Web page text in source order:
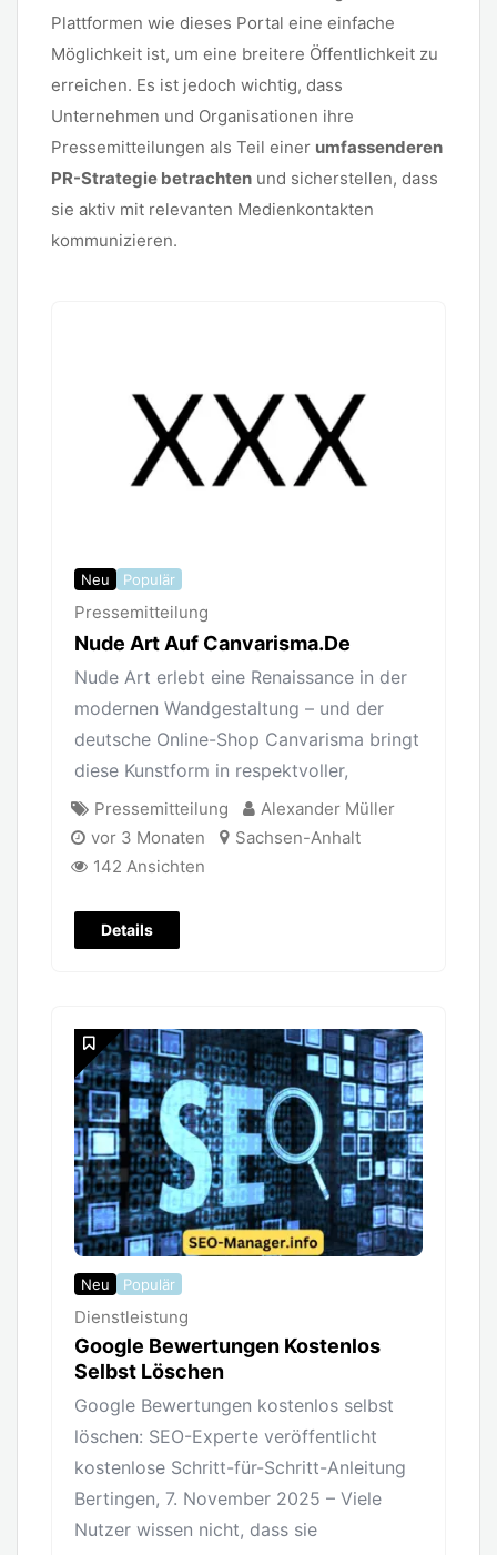
Plattformen wie dieses Portal eine einfache
Möglichkeit ist, um eine breitere Öffentlichkeit zu
erreichen. Es ist jedoch wichtig, dass
Unternehmen und Organisationen ihre
Pressemitteilungen als Teil einer umfassenderen
PR-Strategie betrachten und sicherstellen, dass
sie aktiv mit relevanten Medienkontakten
kommunizieren.
Neu Populär
Pressemitteilung
Nude Art Auf Canvarisma.de
Nude Art erlebt eine Renaissance in der
modernen Wandgestaltung – und der
deutsche Online-Shop Canvarisma bringt
diese Kunstform in respektvoller,
Pressemitteilung
Alexander Müller
vor 3 Monaten
Sachsen-Anhalt
142 Ansichten
Details
Neu Populär
Dienstleistung
Google Bewertungen Kostenlos
Selbst Löschen
Google Bewertungen kostenlos selbst
löschen: SEO-Experte veröffentlicht
kostenlose Schritt-für-Schritt-Anleitung
Bertingen, 7. November 2025 – Viele
Nutzer wissen nicht, dass sie